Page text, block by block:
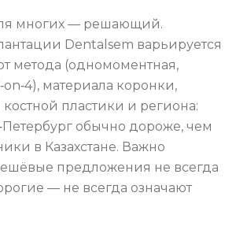
многих — решающий.
Dentalsem варьируется
метода (одномоментная,
материала коронки,
пластики и региона:
обычно дороже, чем
в Казахстане. Важно
предложения не всегда
— не всегда означают